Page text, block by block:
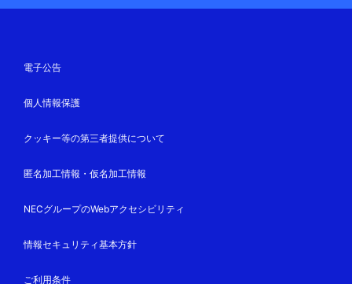
電子公告
個人情報保護
クッキー等の第三者提供について
匿名加工情報・仮名加工情報
NECグループのWebアクセシビリティ
情報セキュリティ基本方針
ご利用条件